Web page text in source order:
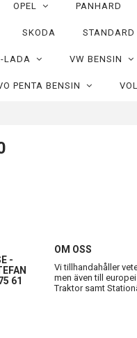
OPEL PANHARD
SKODA STANDARD
LADA VW BENSIN
PENTA BENSIN
-
61
OM OSS
Vi tillhandahåller
men även till
Traktor samt